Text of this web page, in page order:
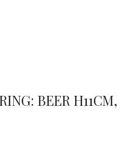
BEER H11CM,